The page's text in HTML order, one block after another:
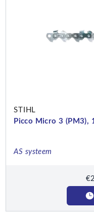
STIHL
Picco Micro 3 (PM3),
AS systeem
€